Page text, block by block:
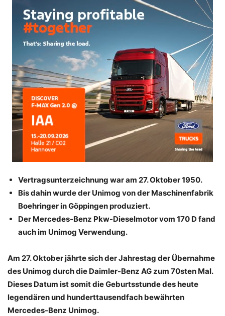
Vertragsunterzeichnung war am 27. Oktober 1950.
Bis dahin wurde der Unimog von der Maschinenfabrik
Boehringer in Göppingen produziert.
Der Mercedes-Benz Pkw-Dieselmotor vom 170 D fand
auch im Unimog Verwendung.
Am 27. Oktober jährte sich der Jahrestag der Übernahme
des Unimog durch die Daimler-Benz AG zum 70sten Mal.
Dieses Datum ist somit die Geburtsstunde des heute
legendären und hunderttausendfach bewährten
Mercedes-Benz Unimog.